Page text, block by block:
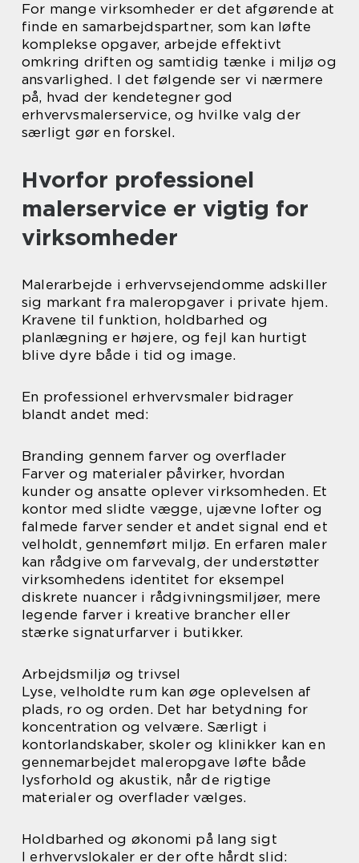
For mange virksomheder er det afgørende at
finde en samarbejdspartner, som kan løfte
komplekse opgaver, arbejde effektivt
omkring driften og samtidig tænke i miljø og
ansvarlighed. I det følgende ser vi nærmere
på, hvad der kendetegner god
erhvervsmalerservice, og hvilke valg der
særligt gør en forskel.
Hvorfor professionel
malerservice er vigtig for
virksomheder
Malerarbejde i erhvervsejendomme adskiller
sig markant fra maleropgaver i private hjem.
Kravene til funktion, holdbarhed og
planlægning er højere, og fejl kan hurtigt
blive dyre både i tid og image.
En professionel erhvervsmaler bidrager
blandt andet med:
Branding gennem farver og overflader
Farver og materialer påvirker, hvordan
kunder og ansatte oplever virksomheden. Et
kontor med slidte vægge, ujævne lofter og
falmede farver sender et andet signal end et
velholdt, gennemført miljø. En erfaren maler
kan rådgive om farvevalg, der understøtter
virksomhedens identitet for eksempel
diskrete nuancer i rådgivningsmiljøer, mere
legende farver i kreative brancher eller
stærke signaturfarver i butikker.
Arbejdsmiljø og trivsel
Lyse, velholdte rum kan øge oplevelsen af
plads, ro og orden. Det har betydning for
koncentration og velvære. Særligt i
kontorlandskaber, skoler og klinikker kan en
gennemarbejdet maleropgave løfte både
lysforhold og akustik, når de rigtige
materialer og overflader vælges.
Holdbarhed og økonomi på lang sigt
I erhvervslokaler er der ofte hårdt slid: